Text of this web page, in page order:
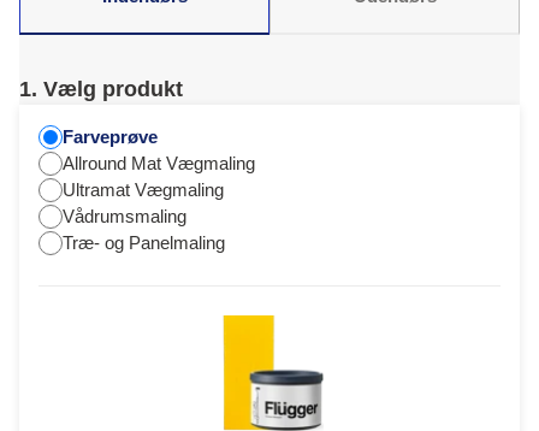
1. Vælg produkt
Farveprøve
Allround Mat Vægmaling
Ultramat Vægmaling
Vådrumsmaling
Træ- og Panelmaling